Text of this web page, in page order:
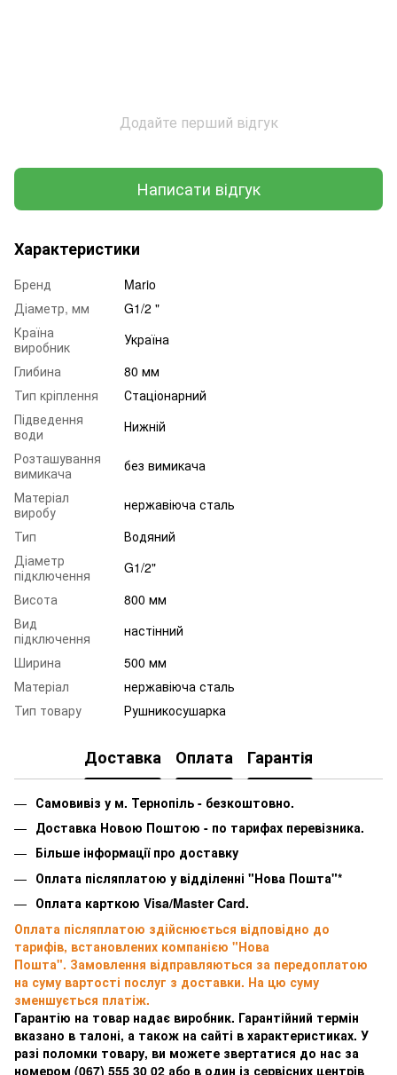
Додайте перший відгук
Написати відгук
Характеристики
Бренд
Mario
Діаметр, мм
G1/2 "
Країна
виробник
Україна
Глибина
80 мм
Тип кріплення
Стаціонарний
Підведення
води
Нижній
Розташування
вимикача
без вимикача
Матеріал
виробу
нержавіюча сталь
Тип
Водяний
Діаметр
підключення
G1/2"
Висота
800 мм
Вид
підключення
настінний
Ширина
500 мм
Матеріал
нержавіюча сталь
Тип товару
Рушникосушарка
Доставка Оплата Гарантія
Самовивіз у м. Тернопіль - безкоштовно.
Доставка Новою Поштою - по тарифах перевізника.
Більше інформації про доставку
Оплата післяплатою у відділенні "Нова Пошта"*
Оплата карткою Visa/Master Card.
Оплата післяплатою здійснюється відповідно до
тарифів, встановлених компанією "Нова
Пошта". Замовлення відправляються за передоплатою
на суму вартості послуг з доставки. На цю суму
зменшується платіж.
Гарантію на товар надає виробник. Гарантійний термін
вказано в талоні, а також на сайті в характеристиках. У
разі поломки товару, ви можете звертатися до нас за
номером (067) 555 30 02 або в один із сервісних центрів